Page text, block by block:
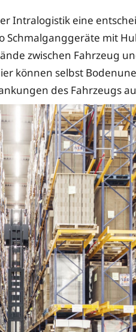
Intralogistik eine
Schmalganggeräte mit
zwischen Fahrzeug
können selbst
des Fahrzeugs